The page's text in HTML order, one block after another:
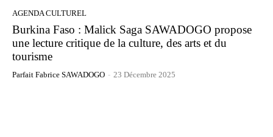
AGENDA CULTUREL
Burkina Faso : Malick Saga SAWADOGO propose
une lecture critique de la culture, des arts et du
tourisme
Parfait Fabrice SAWADOGO - 23 Décembre 2025